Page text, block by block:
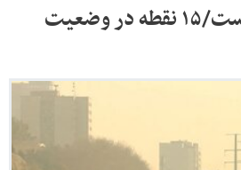
هوای تهران آلوده است/۱۵ نقطه در وضعیت